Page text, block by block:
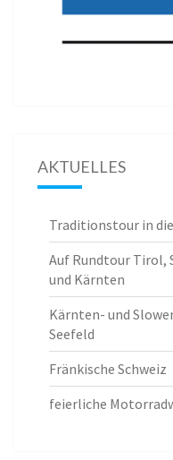
AKTUELLES
Traditionstour in
Auf Rundtour Tirol,
und Kärnten
Kärnten- und
Seefeld
Fränkische Schweiz
feierliche